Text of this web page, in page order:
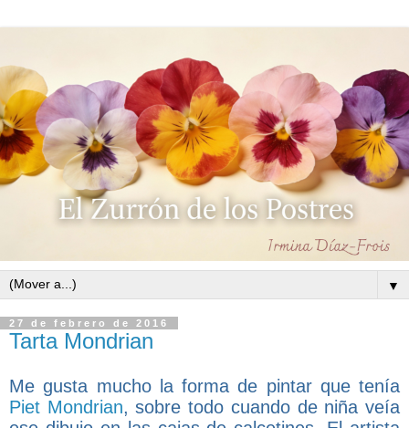
▼
27 de febrero de 2016
Tarta Mondrian
Me gusta mucho la forma de pintar que tenía
Piet Mondrian,sobre todo cuando de niña veía